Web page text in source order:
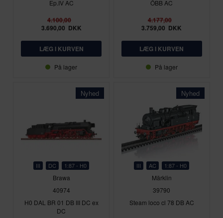
Ep.IV AC
4.100,00
3.690,00 DKK
På lager
ÖBB AC
4.177,00
3.759,00 DKK
På lager
Nyhed
III DC 1:87 - H0
Brawa
40974
H0 DAL BR 01 DB III DC ex
DC
Nyhed
III AC 1:87 - H0
Märklin
39790
Steam loco cl 78 DB AC